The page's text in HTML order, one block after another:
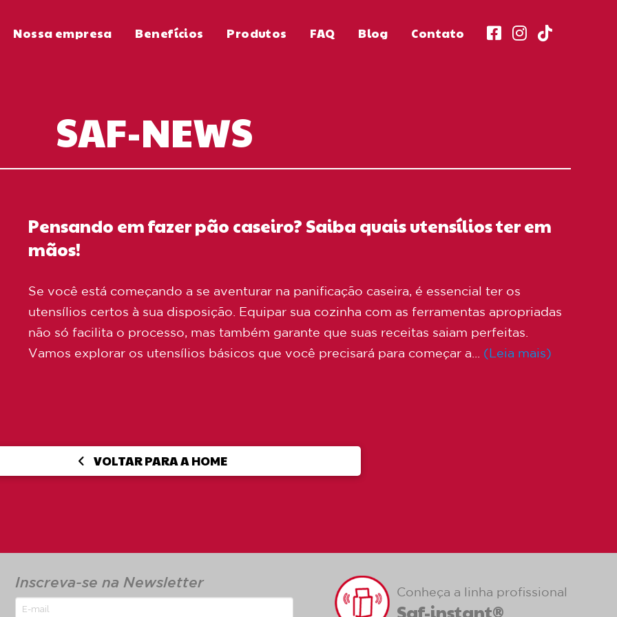
Nossa empresa Benefícios Produtos FAQ Blog Contato
SAF-NEWS
Pensando em fazer pão caseiro? Saiba quais utensílios ter em
mãos!
Se você está começando a se aventurar na panificação caseira, é essencial ter os
utensílios certos à sua disposição. Equipar sua cozinha com as ferramentas apropriadas
não só facilita o processo, mas também garante que suas receitas saiam perfeitas.
Vamos explorar os utensílios básicos que você precisará para começar a... (Leia mais)
VOLTAR PARA A HOME
Inscreva-se na Newsletter
Conheça a linha profissional
Saf-instant®